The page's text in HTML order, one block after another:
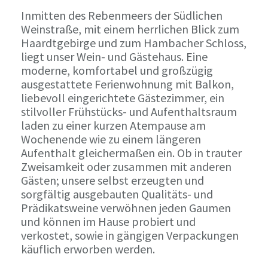
Inmitten des Rebenmeers der Südlichen
Weinstraße, mit einem herrlichen Blick zum
Haardtgebirge und zum Hambacher Schloss,
liegt unser Wein- und Gästehaus. Eine
moderne, komfortabel und großzügig
ausgestattete Ferienwohnung mit Balkon,
liebevoll eingerichtete Gästezimmer, ein
stilvoller Frühstücks- und Aufenthaltsraum
laden zu einer kurzen Atempause am
Wochenende wie zu einem längeren
Aufenthalt gleichermaßen ein. Ob in trauter
Zweisamkeit oder zusammen mit anderen
Gästen; unsere selbst erzeugten und
sorgfältig ausgebauten Qualitäts- und
Prädikatsweine verwöhnen jeden Gaumen
und können im Hause probiert und
verkostet, sowie in gängigen Verpackungen
käuflich erworben werden.